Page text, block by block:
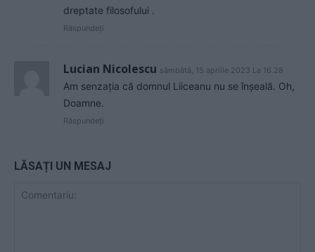
dreptate filosofului .
Răspundeți
Lucian Nicolescu sâmbătă, 15 aprilie 2023 La 16.28
Am senzația că domnul Liiceanu nu se înșeală. Oh,
Doamne.
Răspundeți
LĂSAȚI UN MESAJ